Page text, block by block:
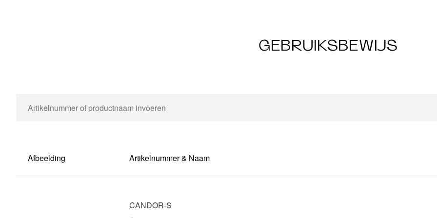
GEBRUIKSBEWIJS
Afbeelding Artikelnummer & Naam
CANDOR-S